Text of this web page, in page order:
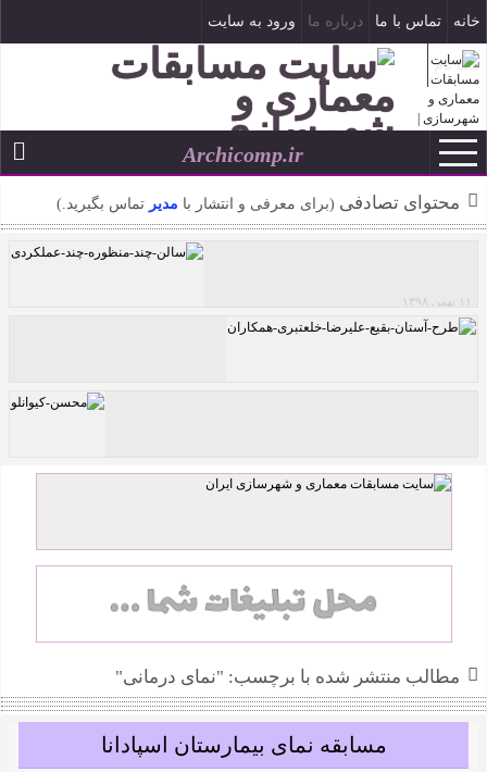
خانه تماس با ما درباره ما ورود به سایت
ثبت نام
۱۷ مرداد ۱۴۰۵Archicomp.ir
محتوای تصادفی (برای معرفی و انتشار با مدیر تماس بگیرید.)
مسابقه آزاد بین المللی طراحی مفهومی سالن چند
۱۱ بهمن ۱۳۹۸
طرح آستان بقیع اثر خلعتبری ، ادهم ، شقاقی و
محسن کیوانلو
مطالب منتشر شده با برچسب: "نمای درمانی"
مسابقه نمای بیمارستان اسپادانا